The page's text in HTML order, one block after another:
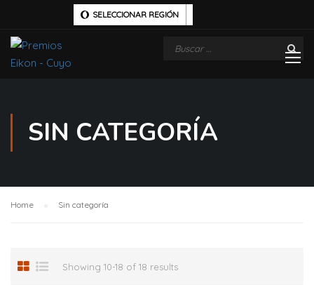
SELECCIONAR REGIÓN
SIN CATEGORÍA
Home Sin categoría
Showing 10-18 of 18 results